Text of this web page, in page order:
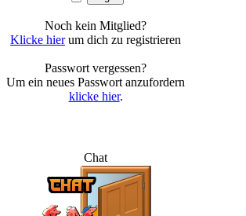
Noch kein Mitglied?
Klicke hierum dich zu registrieren
Passwort vergessen?
Um ein neues Passwort anzufordern
klicke hier.
Chat